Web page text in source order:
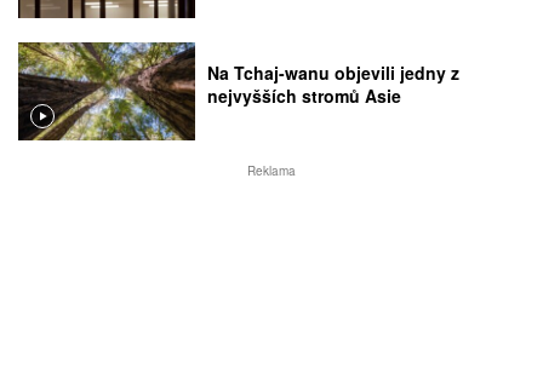
Na Tchaj-wanu objevili jedny z
nejvyšších stromů Asie
Reklama